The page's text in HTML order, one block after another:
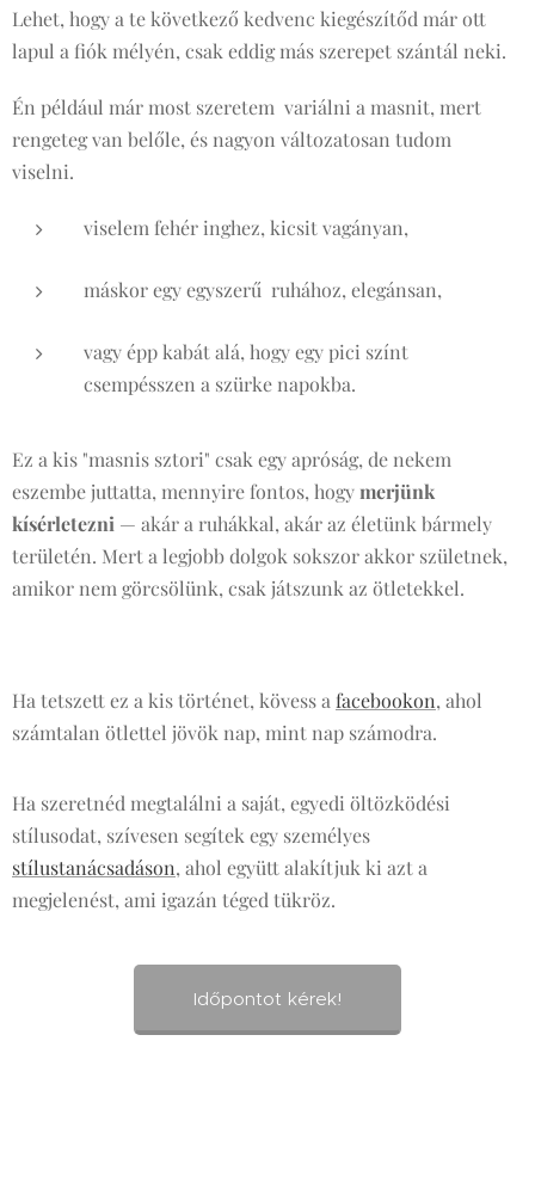
Lehet, hogy a te következő kedvenc kiegészítőd már ott
lapul a fiók mélyén, csak eddig más szerepet szántál neki.
Én például már most szeretem variálni a masnit, mert
rengeteg van belőle, és nagyon változatosan tudom
viselni.
viselem fehér inghez, kicsit vagányan,
máskor egy egyszerű ruhához, elegánsan,
vagy épp kabát alá, hogy egy pici színt
csempésszen a szürke napokba.
Ez a kis "masnis sztori" csak egy apróság, de nekem
eszembe juttatta, mennyire fontos, hogymerjünk
kísérletezni — akár a ruhákkal, akár az életünk bármely
területén. Mert a legjobb dolgok sokszor akkor születnek,
amikor nem görcsölünk, csak játszunk az ötletekkel.
Ha tetszett ez a kis történet, kövess afacebookon, ahol
számtalan ötlettel jövök nap, mint nap számodra.
Ha szeretnéd megtalálni a saját, egyedi öltözködési
stílusodat, szívesen segítek egy személyes
stílustanácsadáson, ahol együtt alakítjuk ki azt a
megjelenést, ami igazán téged tükröz.
Időpontot kérek!